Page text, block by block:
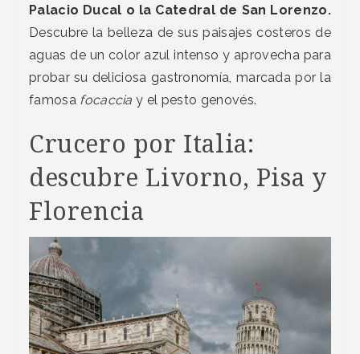
Palacio Ducal o la Catedral de San Lorenzo.
Descubre la belleza de sus paisajes costeros de
aguas de un color azul intenso y aprovecha para
probar su deliciosa gastronomía, marcada por la
famosa focaccia y el pesto genovés.
Crucero por Italia:
descubre Livorno, Pisa y
Florencia